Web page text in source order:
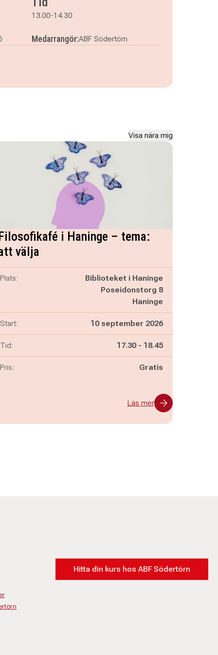
13.00-14.30
Medarrangör:ABF Södertörn
Visa nära mig
i Haninge – tema:
välja
Plats:
Biblioteket i Haninge
Poseidonstorg 8
Haninge
Start: 10 september 2026
Tid: Pågår mellan
17.30 - och
18.45
Pris: Gratis
Läs mer
Hitta din kurs hos ABF Södertörn